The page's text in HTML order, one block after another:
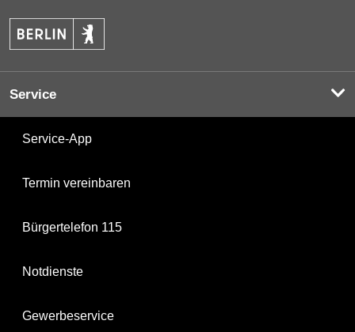
Service
Service-App
Termin vereinbaren
Bürgertelefon 115
Notdienste
Gewerbeservice